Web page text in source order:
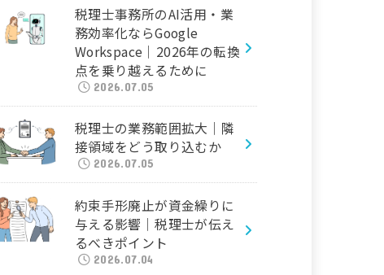
税理士事務所のAI活用・業
務効率化ならGoogle
Workspace｜2026年の転換
点を乗り越えるために
2026.07.05
税理士の業務範囲拡大｜隣
接領域をどう取り込むか
2026.07.05
約束手形廃止が資金繰りに
与える影響｜税理士が伝え
るべきポイント
2026.07.04